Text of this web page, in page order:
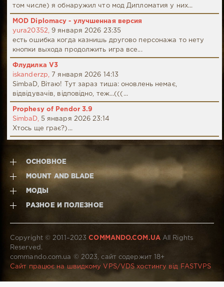
том числе) я обнаружил что мод Дипломатия у них...
MOD Diplomacy - улучшенная версия
yura20352, 9 января 2026 23:35
есть ошибка когда казнишь другово персонажа то нету
кнопки выхода продолжить игра все...
Флудилка V3
iskanderzp, 7 января 2026 14:13
SimbaD, Вітаю! Тут зараз тиша: оновлень немає,
відвідувачів, відповідно, теж...(((...
Prophesy of Pendor 3.9
SimbaD, 5 января 2026 23:14
Хтось ще грає?)...
ОСНОВНОЕ
MOUNT AND BLADE
МОДЫ
РАЗНОЕ И ПОЛЕЗНОЕ
Copyright © 2011–2023COMMANDO.COM.UAAll Rights
Reserved.
commando.com.ua © 2023, сайт содержит 18+
Сайт працює на швидкому VPS/VDS хостингу від FASTVPS